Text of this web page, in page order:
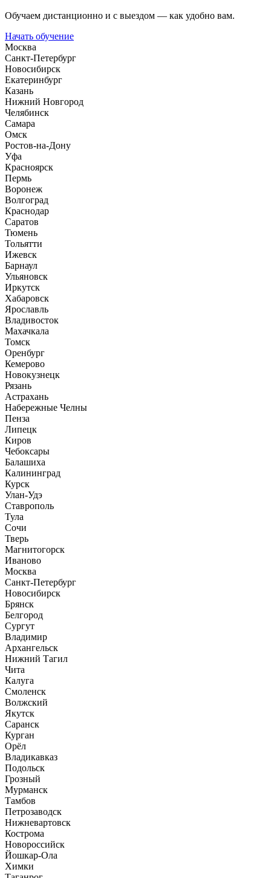
Обучаем дистанционно и с выездом — как удобно вам.
Начать обучение
Москва
Санкт-Петербург
Новосибирск
Екатеринбург
Казань
Нижний Новгород
Челябинск
Самара
Омск
Ростов-на-Дону
Уфа
Красноярск
Пермь
Воронеж
Волгоград
Краснодар
Саратов
Тюмень
Тольятти
Ижевск
Барнаул
Ульяновск
Иркутск
Хабаровск
Ярославль
Владивосток
Махачкала
Томск
Оренбург
Кемерово
Новокузнецк
Рязань
Астрахань
Набережные Челны
Пенза
Липецк
Киров
Чебоксары
Балашиха
Калининград
Курск
Улан-Удэ
Ставрополь
Тула
Сочи
Тверь
Магнитогорск
Иваново
Москва
Санкт-Петербург
Новосибирск
Брянск
Белгород
Сургут
Владимир
Архангельск
Нижний Тагил
Чита
Калуга
Смоленск
Волжский
Якутск
Саранск
Курган
Орёл
Владикавказ
Подольск
Грозный
Мурманск
Тамбов
Петрозаводск
Нижневартовск
Кострома
Новороссийск
Йошкар-Ола
Химки